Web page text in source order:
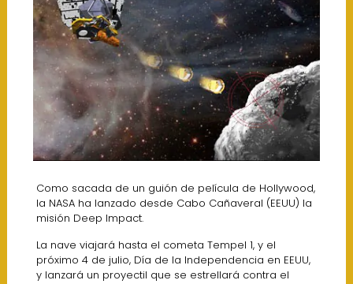
Como sacada de un guión de película de Hollywood,
la NASA ha lanzado desde Cabo Cañaveral (EEUU) la
misión Deep Impact.
La nave viajará hasta el cometa Tempel 1, y el
próximo 4 de julio, Día de la Independencia en EEUU,
y lanzará un proyectil que se estrellará contra el